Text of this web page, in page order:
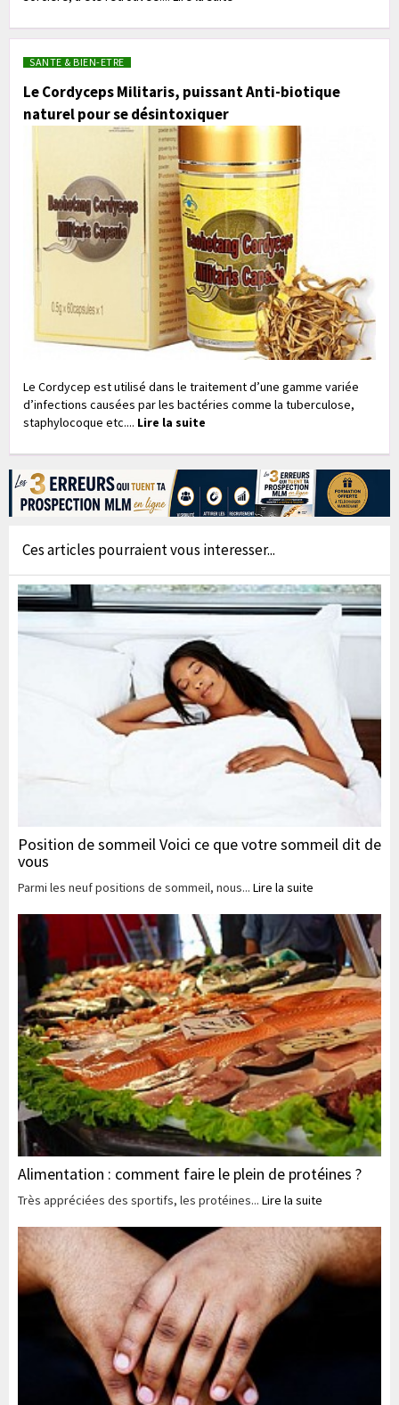
SANTE & BIEN-ETRE
Le Cordyceps Militaris, puissant Anti-biotique
naturel pour se désintoxiquer
Le Cordycep est utilisé dans le traitement d’une gamme variée
d’infections causées par les bactéries comme la tuberculose,
staphylocoque etc.... Lire la suite
Ces articles pourraient vous interesser...
Position de sommeil Voici ce que votre sommeil dit de
vous
Parmi les neuf positions de sommeil, nous... Lire la suite
Alimentation : comment faire le plein de protéines ?
Très appréciées des sportifs, les protéines... Lire la suite